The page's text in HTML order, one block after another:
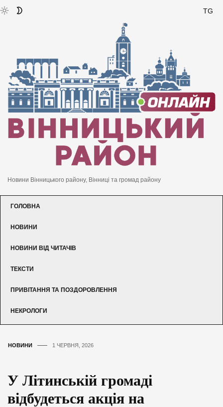
TG
Новини Вінницького району, Вінниці та громад району
ГОЛОВНА
НОВИНИ
НОВИНИ ВІД ЧИТАЧІВ
ТЕКСТИ
ПРИВІТАННЯ ТА ПОЗДОРОВЛЕННЯ
НЕКРОЛОГИ
НОВИНИ 1 ЧЕРВНЯ, 2026
У Літинській громаді
відбудеться акція на